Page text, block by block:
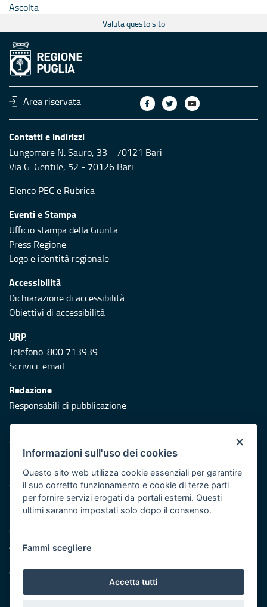
Ascolta
Valuta questo sito
Area riservata
Contatti e indirizzi
Lungomare N. Sauro, 33 - 70121 Bari
Via G. Gentile, 52 - 70126 Bari
Elenco PEC e Rubrica
Eventi e Stampa
Ufficio stampa della Giunta
Press Regione
Logo e identità regionale
Accessibilità
Dichiarazione di accessibilità
Obiettivi di accessibilità
URP
Telefono: 800 713939
Scrivici:email
Redazione
Responsabili di pubblicazione
Protezione civile
Vai al sito di Protezione Civile Puglia
Iniziativa finanziata con risorse del POR Puglia 2014/2020 -
Asse XI
Note legali
Cookie e privacy
Atti di notifica
Servizi Intranet
×
Informazioni sull'uso dei cookies
Questo sito web utilizza cookie essenziali per garantire
il suo corretto funzionamento e cookie di terze parti
per fornire servizi erogati da portali esterni. Questi
ultimi saranno impostati solo dopo il consenso.
Fammi scegliere
Accetta tutti